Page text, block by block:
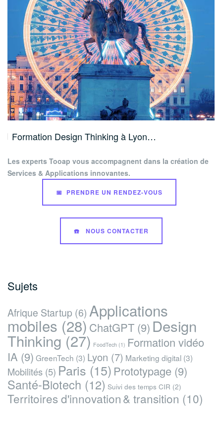
Formation Design Thinking à Lyon…
Les experts Tooap vous accompagnent dans la création de
Services & Applications innovantes.
📅 PRENDRE UN RENDEZ-VOUS
☎️ NOUS CONTACTER
Sujets
Afrique Startup (6) Applications
mobiles (28) ChatGPT (9) Design
Thinking(27) FoodTech (1) Formation vidéo
IA (9) GreenTech (3) Lyon (7) Marketing digital (3)
Mobilités (5) Paris (15) Prototypage (9)
Santé-Biotech (12) Suivi des temps CIR (2)
Territoires d'innovation & transition (10)